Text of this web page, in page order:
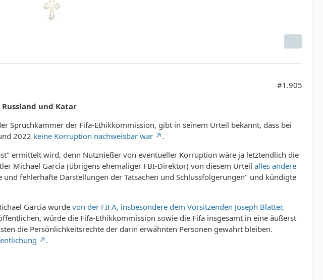
#1.905
und Katar
Spruchkammer der Fifa-Ethikkommission, gibt in seinem Urteil bekannt, dass bei
2022 keine Korruption nachweisbar war
.
ermittelt wird, denn Nutznießer von eventueller Korruption wäre ja letztendlich die
Michael Garcia (übrigens ehemaliger FBI-Direktor) von diesem Urteil alles andere
fehlerhafte Darstellungen der Tatsachen und Schlussfolgerungen" und kündigte
Garcia wurde von der FIFA, insbesondere dem Vorsitzenden Joseph Blatter,
würde die Fifa-Ethikkommission sowie die Fifa insgesamt in eine äußerst
die Persönlichkeitsrechte der darin erwähnten Personen gewahrt bleiben.
.